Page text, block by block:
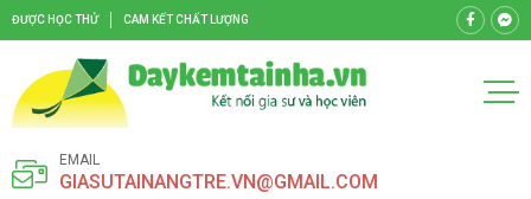
ĐƯỢC HỌC THỬ CAM KẾT CHẤT LƯỢNG
EMAIL
GIASUTAINANGTRE.VN@GMAIL.COM